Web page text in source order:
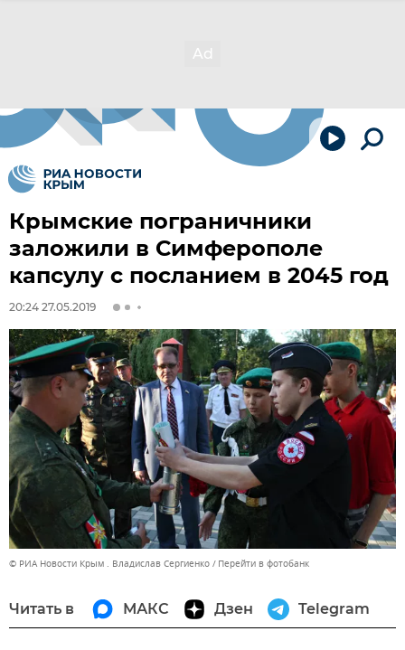
Крымские пограничники
заложили в Симферополе
капсулу с посланием в 2045 год
20:24 27.05.2019
© РИА Новости Крым . Владислав Сергиенко Перейти в фотобанк
Читать в МАКС Дзен Telegram